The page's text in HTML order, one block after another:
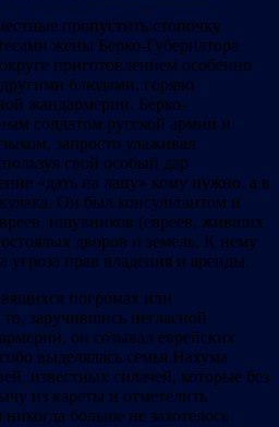
пропустить стопочку
жены Берко-Губернатора
приготовлением особенно
блюдами, горячо
жандармерии. Берко-
солдатом русской армии и
запросто улаживал
свой особый дар
«дать на лапу» кому нужно, а в
Он был консультантом и
ишувников (евреев, живших
дворов и земель. К нему
угроза прав владения и аренды.
погромах или
заручившись негласной
он созывал еврейских
выделялась семья Нахума
известных силачей, которые без
из кареты и отметелить
больше не захотелось